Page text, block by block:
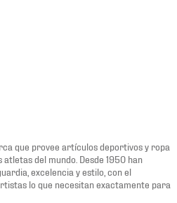
que provee artículos deportivos y ropa
del mundo. Desde 1950 han
excelencia y estilo, con el
lo que necesitan exactamente para